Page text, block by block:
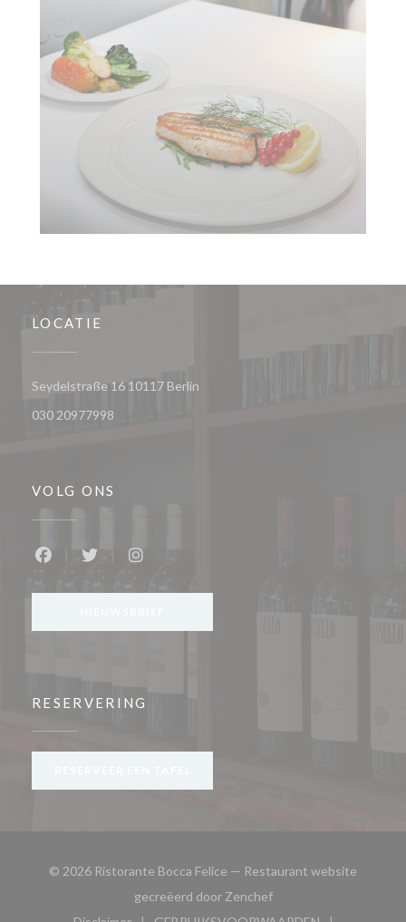
LOCATIE
Seydelstraße 16 10117 Berlin
030 20977998
VOLG ONS
RESERVERING
© 2026 Ristorante Bocca Felice — Restaurant website
gecreëerd door Zenchef((opent in een nieuw